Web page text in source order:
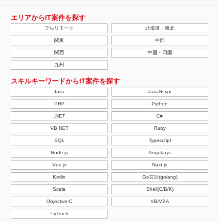
エリアからIT案件を探す
フルリモート 北海道・東北
関東 中部
関西 中国・四国
九州
スキルキーワードからIT案件を探す
Java JavaScript
PHP Python
.NET C#
VB.NET Ruby
SQL Typescript
Node.js Angular.js
Vue.js Nuxt.js
Kotlin Go言語(golang)
Scala Shell(C/B/K)
Objective-C VB/VBA
PyTorch